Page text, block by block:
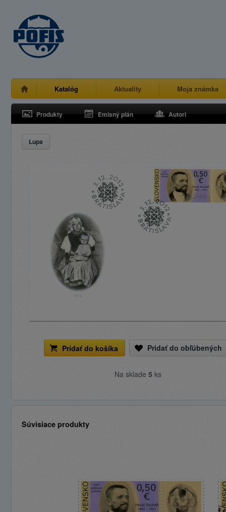
Katalóg Aktuality Moja známka
Produkty Emisný plán Autori
Lupa
Pridať do košíka Pridať do obľúbených
Na sklade 5 ks
Súvisiace produkty